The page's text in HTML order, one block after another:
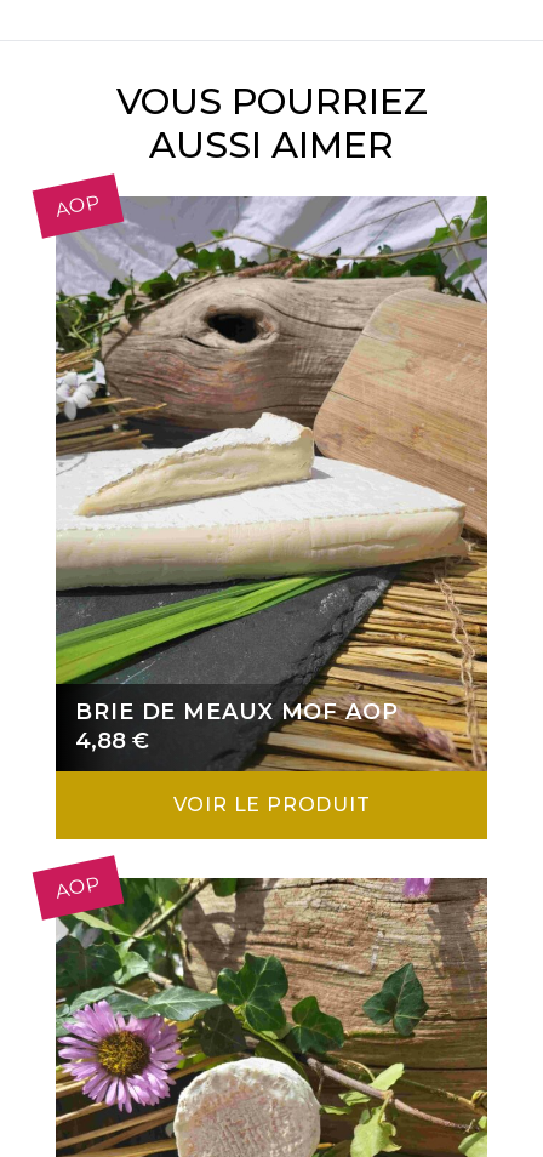
VOUS POURRIEZ
AUSSI AIMER
BRIE DE MEAUX MOF AOP
4,88 €
VOIR LE PRODUIT
AOP
AOP